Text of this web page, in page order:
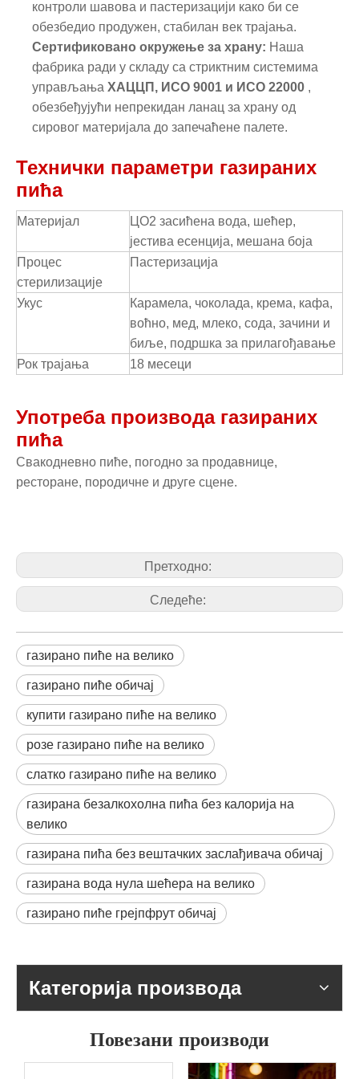
контроли шавова и пастеризацији како би се
обезбедио продужен, стабилан век трајања.
Сертификовано окружење за храну: Наша
фабрика ради у складу са стриктним системима
управљања ХАЦЦП, ИСО 9001 и ИСО 22000 ,
обезбеђујући непрекидан ланац за храну од
сировог материјала до запечаћене палете.
Технички параметри газираних
пића
Материјал
ЦО2 засићена вода, шећер,
јестива есенција, мешана боја
Процес
стерилизације
Пастеризација
Укус
Карамела, чоколада, крема, кафа,
воћно, мед, млеко, сода, зачини и
биље, подршка за прилагођавање
Рок трајања
18 месеци
Употреба производа газираних
пића
Свакодневно пиће, погодно за продавнице,
ресторане, породичне и друге сцене.
Претходно:
Следеће:
газирано пиће на велико
газирано пиће обичај
купити газирано пиће на велико
розе газирано пиће на велико
слатко газирано пиће на велико
газирана безалкохолна пића без калорија на
велико
газирана пића без вештачких заслађивача обичај
газирана вода нула шећера на велико
газирано пиће грејпфрут обичај
Категорија производа
Повезани производи